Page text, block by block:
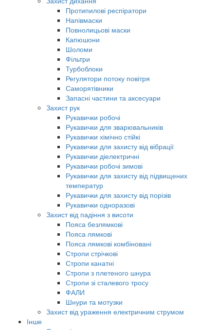
Протипилові респіратори
Напівмаски
Повнолицьові маски
Капюшони
Шоломи
Фільтри
Турбоблоки
Регулятори потоку повітря
Саморятівники
Запасні частини та аксесуари
Захист рук
Рукавички робочі
Рукавички для зварювальників
Рукавички хімічно стійкі
Рукавички для захисту від вібрації
Рукавички діелектричні
Рукавички робочі зимові
Рукавички для захисту від підвищених
температур
Рукавички для захисту від порізів
Рукавички одноразові
Захист від падіння з висоти
Пояса безлямкові
Пояса лямкові
Пояса лямкові комбіновані
Стропи стрічкові
Стропи канатні
Стропи з плетеного шнура
Стропи зі сталевого тросу
ФАЛИ
Шнури та мотузки
Захист від ураження електричним струмом
Інше